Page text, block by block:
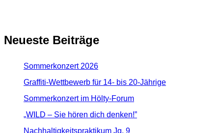
Neueste Beiträge
Sommerkonzert 2026
Graffiti-Wettbewerb für 14- bis 20-Jährige
Sommerkonzert im Hölty-Forum
„WILD – Sie hören dich denken!”
Nachhaltigkeitspraktikum Jg. 9